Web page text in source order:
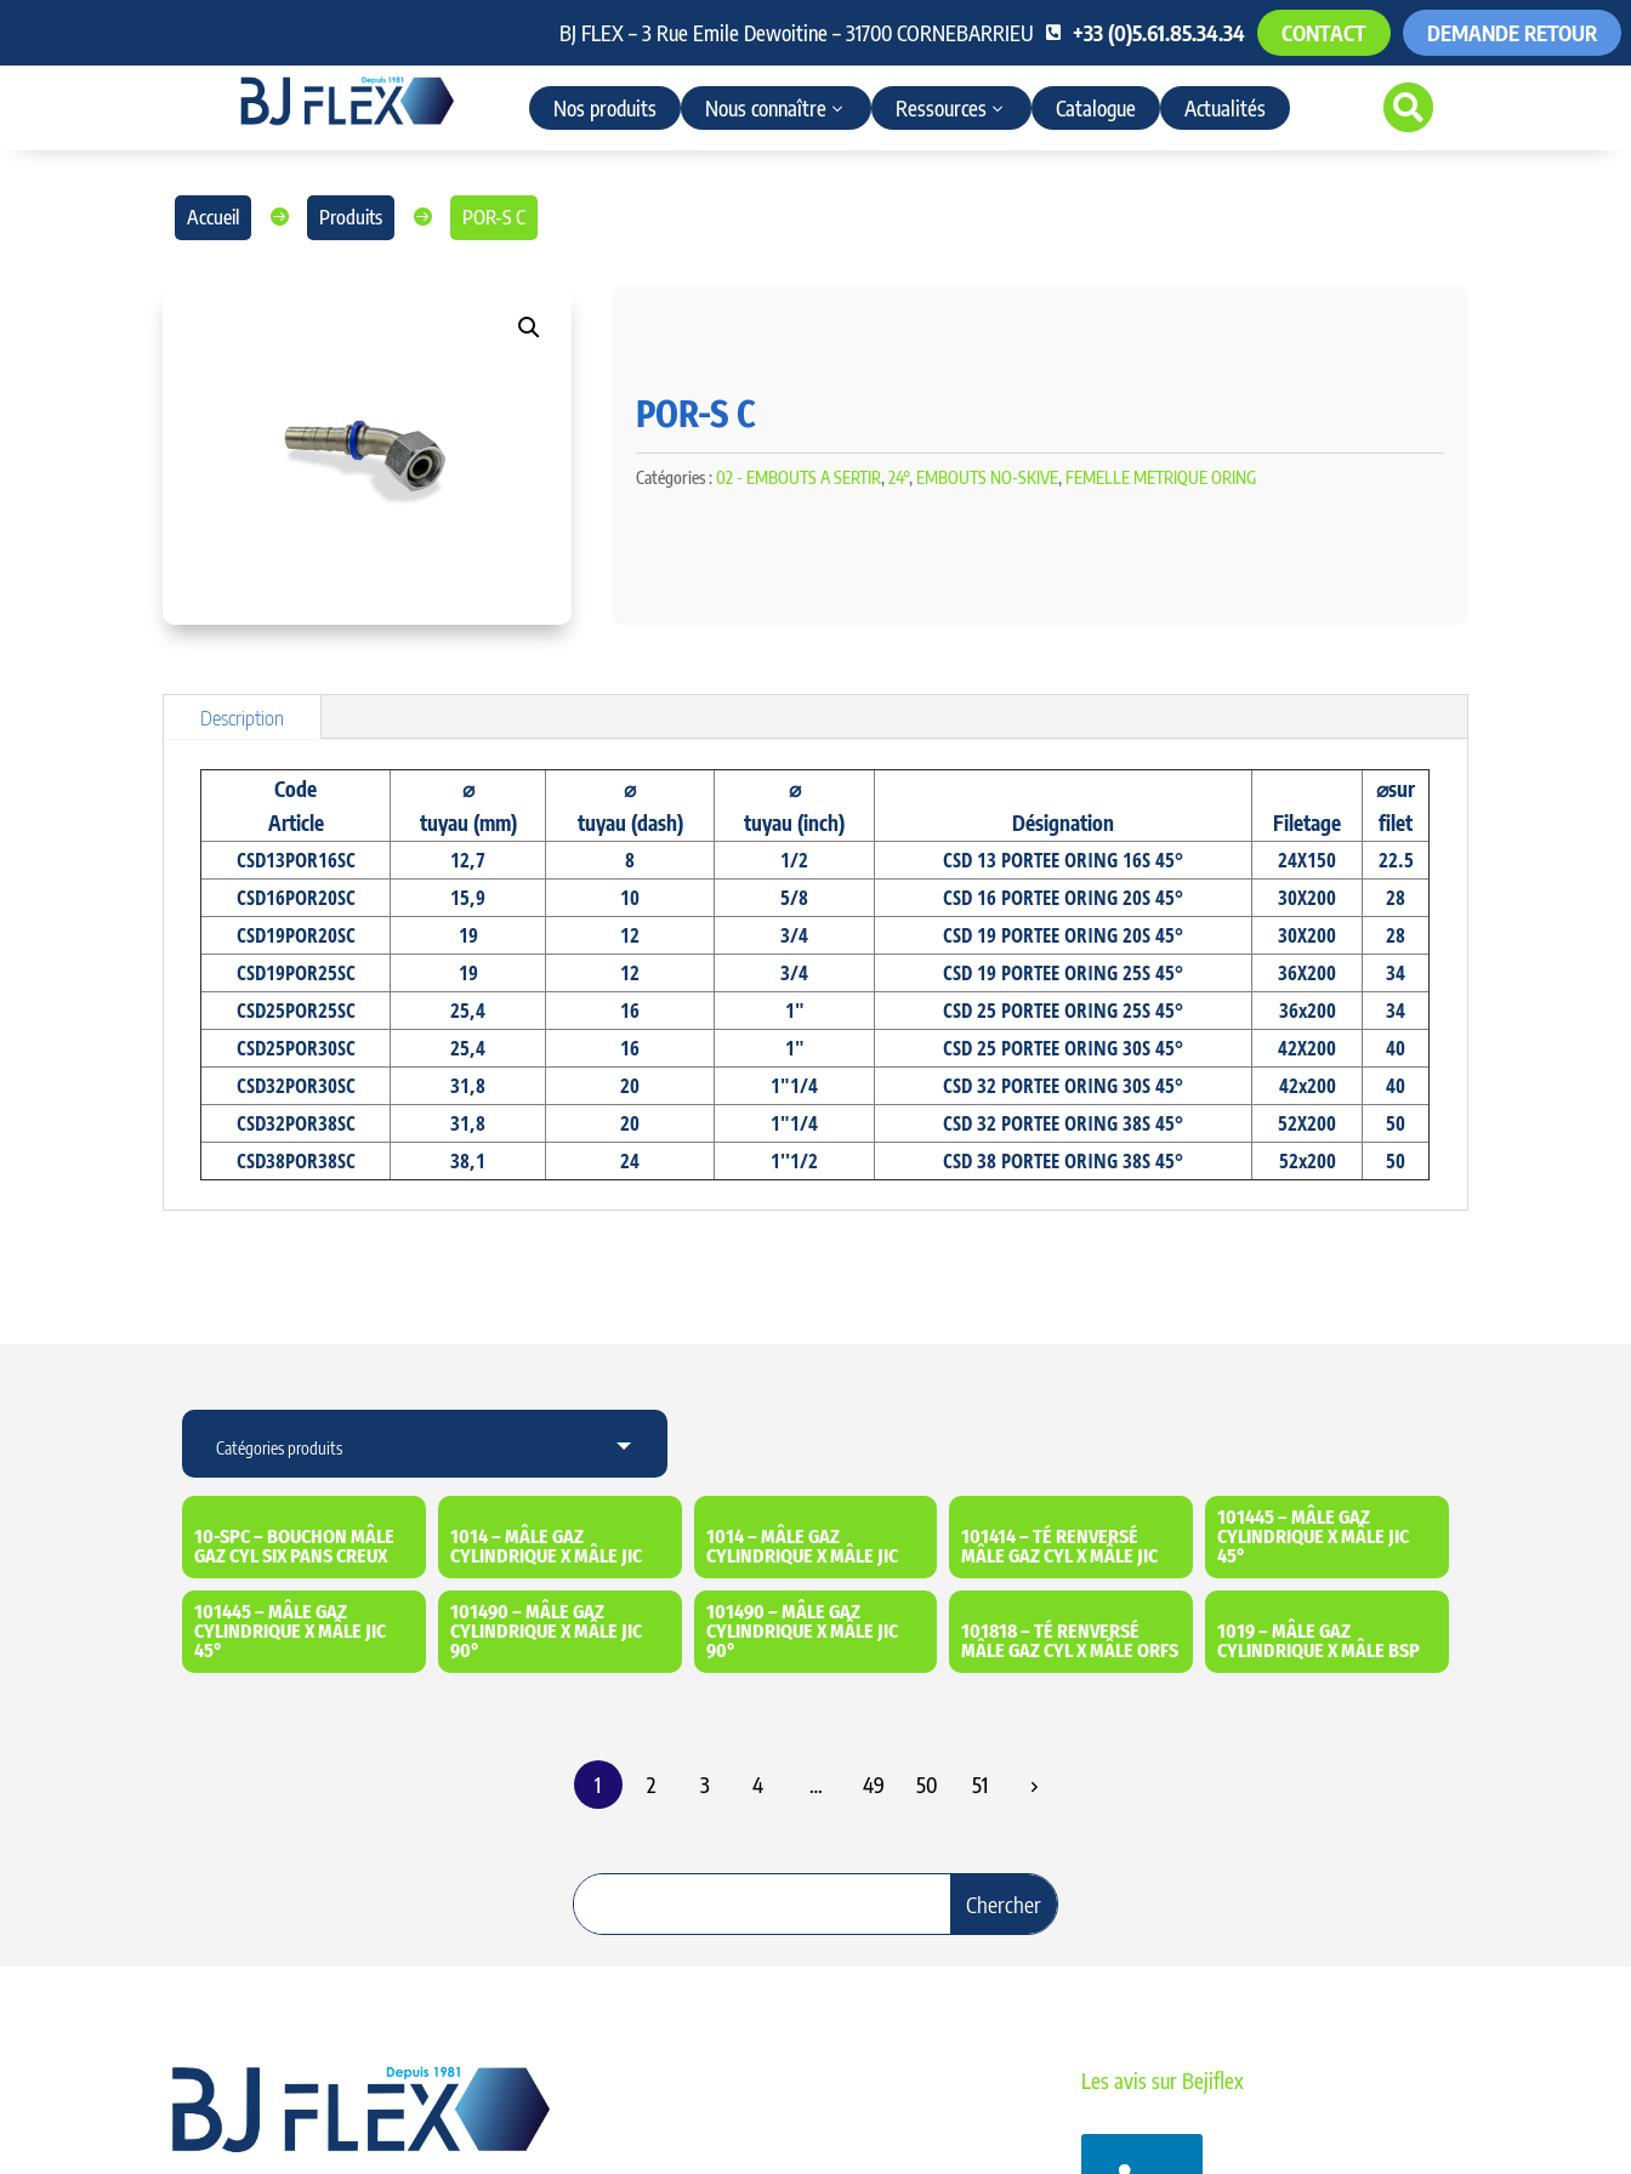
BJ FLEX – 3 Rue Emile Dewoitine – 31700 CORNEBARRIEU  +33 (0)5.61.85.34.34 CONTACT DEMANDE RETOUR
Nos produits Nous connaître Ressources Catalogue Actualités 
Accueil  Produits  POR-S C
POR-S C
Catégories : 02 - EMBOUTS A SERTIR,24°, EMBOUTS NO-SKIVE, FEMELLE METRIQUE ORING
Description
Code
Article
⌀
tuyau (mm)
⌀
tuyau (dash)
⌀
tuyau (inch)
Désignation Filetage
⌀sur
filet
CSD13POR16SC 12,7 8 1/2 CSD 13 PORTEE ORING 16S 45° 24X150
22.5
CSD16POR20SC
15,9 10 5/8 CSD 16 PORTEE ORING 20S 45° 30X200
28
CSD19POR20SC
19 12 3/4 CSD 19 PORTEE ORING 20S 45° 30X200
28
CSD19POR25SC
19 12 3/4 CSD 19 PORTEE ORING 25S 45° 36X200
34
CSD25POR25SC
25,4 16 1" CSD 25 PORTEE ORING 25S 45° 36x200
34
CSD25POR30SC
25,4 16 1" CSD 25 PORTEE ORING 30S 45° 42X200
40
CSD32POR30SC
31,8 20 1"1/4 CSD 32 PORTEE ORING 30S 45° 42x200
40
CSD32POR38SC
31,8 20 1"1/4 CSD 32 PORTEE ORING 38S 45° 52X200
50
CSD38POR38SC
38,1 24 1''1/2 CSD 38 PORTEE ORING 38S 45° 52x200 50
10-SPC – BOUCHON MÂLE
GAZ CYL SIX PANS CREUX
1014 – MÂLE GAZ
CYLINDRIQUE X MÂLE JIC
1014 – MÂLE GAZ
CYLINDRIQUE X MÂLE JIC
101414 – TÉ RENVERSÉ
MÂLE GAZ CYL X MÂLE JIC
101445 – MÂLE GAZ
CYLINDRIQUE X MÂLE JIC
45°
101445 – MÂLE GAZ
CYLINDRIQUE X MÂLE JIC
45°
101490 – MÂLE GAZ
CYLINDRIQUE X MÂLE JIC
90°
101490 – MÂLE GAZ
CYLINDRIQUE X MÂLE JIC
90°
101818 – TÉ RENVERSÉ
MÂLE GAZ CYL X MÂLE ORFS
1019 – MÂLE GAZ
CYLINDRIQUE X MÂLE BSP
1 2 3 4 … 49 50 51
Les avis sur Bejiflex